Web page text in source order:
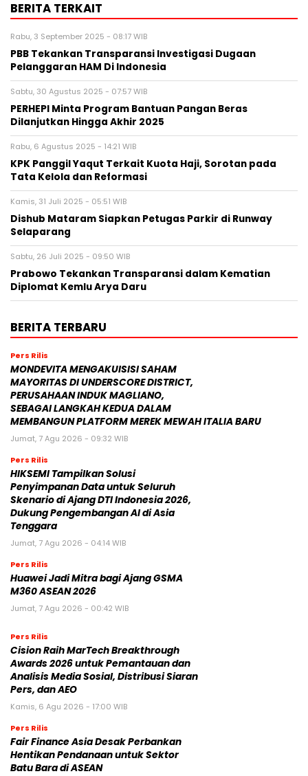
BERITA TERKAIT
Rabu, 3 September 2025 - 08:17 WIB
PBB Tekankan Transparansi Investigasi Dugaan
Pelanggaran HAM Di Indonesia
Sabtu, 30 Agustus 2025 - 07:57 WIB
PERHEPI Minta Program Bantuan Pangan Beras
Dilanjutkan Hingga Akhir 2025
Rabu, 6 Agustus 2025 - 14:21 WIB
KPK Panggil Yaqut Terkait Kuota Haji, Sorotan pada
Tata Kelola dan Reformasi
Kamis, 31 Juli 2025 - 05:51 WIB
Dishub Mataram Siapkan Petugas Parkir di Runway
Selaparang
Sabtu, 26 Juli 2025 - 09:50 WIB
Prabowo Tekankan Transparansi dalam Kematian
Diplomat Kemlu Arya Daru
BERITA TERBARU
Pers Rilis
MONDEVITA MENGAKUISISI SAHAM
MAYORITAS DI UNDERSCORE DISTRICT,
PERUSAHAAN INDUK MAGLIANO,
SEBAGAI LANGKAH KEDUA DALAM
MEMBANGUN PLATFORM MEREK MEWAH ITALIA BARU
Jumat, 7 Agu 2026 - 09:32 WIB
Pers Rilis
HIKSEMI Tampilkan Solusi
Penyimpanan Data untuk Seluruh
Skenario di Ajang DTI Indonesia 2026,
Dukung Pengembangan AI di Asia
Tenggara
Jumat, 7 Agu 2026 - 04:14 WIB
Pers Rilis
Huawei Jadi Mitra bagi Ajang GSMA
M360 ASEAN 2026
Jumat, 7 Agu 2026 - 00:42 WIB
Pers Rilis
Cision Raih MarTech Breakthrough
Awards 2026 untuk Pemantauan dan
Analisis Media Sosial, Distribusi Siaran
Pers, dan AEO
Kamis, 6 Agu 2026 - 17:00 WIB
Pers Rilis
Fair Finance Asia Desak Perbankan
Hentikan Pendanaan untuk Sektor
Batu Bara di ASEAN